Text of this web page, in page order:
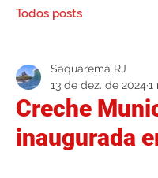
Todos posts
Creche
inaugurada
Saquarema RJ
13 de dez. de 2024 1